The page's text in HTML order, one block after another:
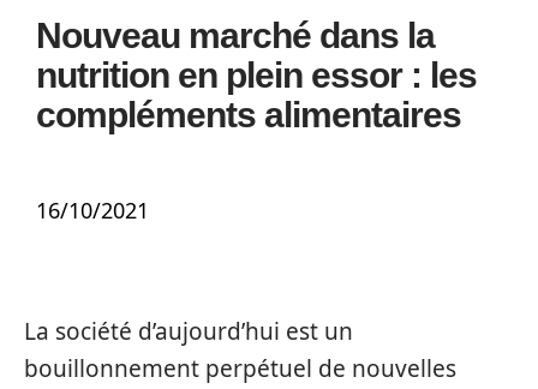
Nouveau marché dans la
nutrition en plein essor : les
compléments alimentaires
16/10/2021
La société d’aujourd’hui est un
bouillonnement perpétuel de nouvelles